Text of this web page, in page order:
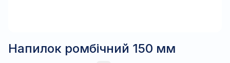
Напилок ромбічний 150 мм